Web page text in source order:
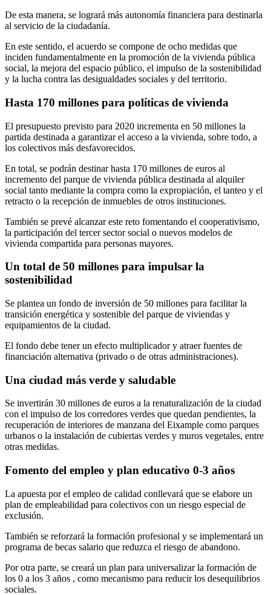
De esta manera, se logrará más autonomía financiera para destinarla
al servicio de la ciudadanía.
En este sentido, el acuerdo se compone de ocho medidas que
inciden fundamentalmente en la promoción de la vivienda pública
social, la mejora del espacio público, el impulso de la sostenibilidad
y la lucha contra las desigualdades sociales y del territorio.
Hasta 170 millones para políticas de vivienda
El presupuesto previsto para 2020 incrementa en 50 millones la
partida destinada a garantizar el acceso a la vivienda, sobre todo, a
los colectivos más desfavorecidos.
En total, se podrán destinar hasta 170 millones de euros al
incremento del parque de vivienda pública destinada al alquiler
social tanto mediante la compra como la expropiación, el tanteo y el
retracto o la recepción de inmuebles de otros instituciones.
También se prevé alcanzar este reto fomentando el cooperativismo,
la participación del tercer sector social o nuevos modelos de
vivienda compartida para personas mayores.
Un total de 50 millones para impulsar la
sostenibilidad
Se plantea un fondo de inversión de 50 millones para facilitar la
transición energética y sostenible del parque de viviendas y
equipamientos de la ciudad.
El fondo debe tener un efecto multiplicador y atraer fuentes de
financiación alternativa (privado o de otras administraciones).
Una ciudad más verde y saludable
Se invertirán 30 millones de euros a la renaturalización de la ciudad
con el impulso de los corredores verdes que quedan pendientes, la
recuperación de interiores de manzana del Eixample como parques
urbanos o la instalación de cubiertas verdes y muros vegetales, entre
otras medidas.
Fomento del empleo y plan educativo 0-3 años
La apuesta por el empleo de calidad conllevará que se elabore un
plan de empleabilidad para colectivos con un riesgo especial de
exclusión.
También se reforzará la formación profesional y se implementará un
programa de becas salario que reduzca el riesgo de abandono.
Por otra parte, se creará un plan para universalizar la formación de
los 0 a los 3 años , como mecanismo para reducir los desequilibrios
sociales.